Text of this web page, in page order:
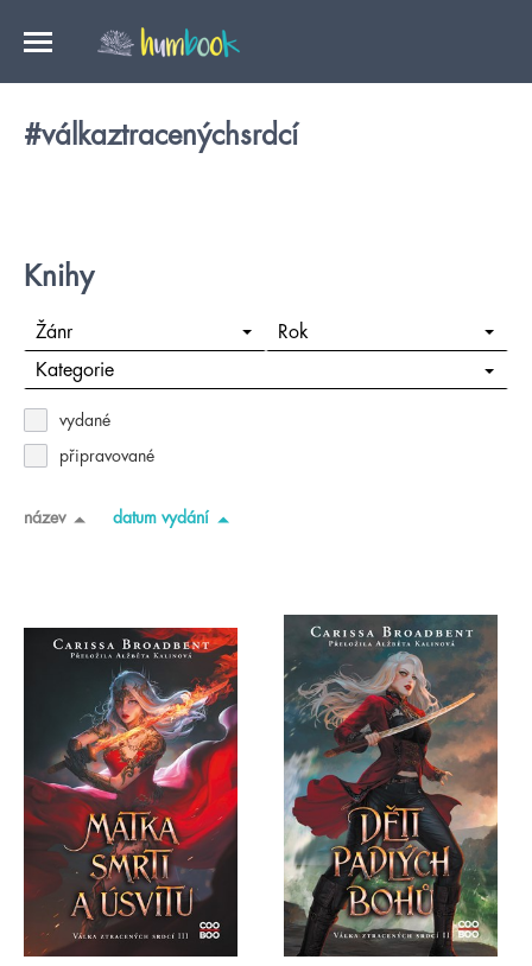
#válkaztracenýchsrdcí
Knihy
Žánr Rok
Kategorie
vydané
připravované
název datum vydání